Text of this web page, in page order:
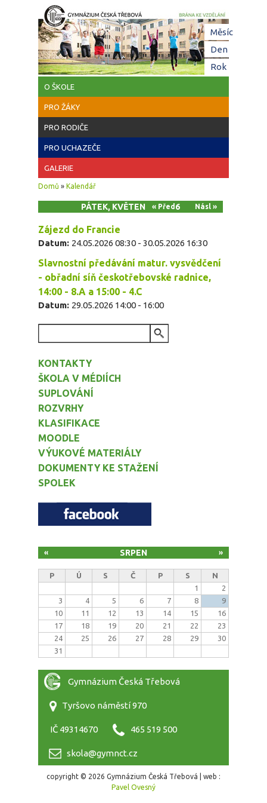
Přejít k hlavnímu obsahu
O ŠKOLE
PRO ŽÁKY
PRO RODIČE
PRO UCHAZEČE
GALERIE
Jste zde
Domů » Kalendář
PÁTEK, KVĚTEN 29, 2026
« Před Násl »
Zájezd do Francie
Datum: 24.05.2026 08:30 - 30.05.2026 16:30
Slavnostní předávání matur. vysvědčení
- obřadní síň českotřebovské radnice,
14:00 - 8.A a 15:00 - 4.C
Datum: 29.05.2026 14:00 - 16:00
KONTAKTY
ŠKOLA V MÉDIÍCH
SUPLOVÁNÍ
ROZVRHY
KLASIFIKACE
MOODLE
VÝUKOVÉ MATERIÁLY
DOKUMENTY KE STAŽENÍ
SPOLEK
SRPEN
« »
P Ú S Č P S
N
1
2
3
4 5 6 7 8
9
10
11 12 13 14 15
16
17
18 19 20 21 22
23
24
25 26 27 28 29
30
31
Gymnázium Česká Třebová
Tyršovo náměstí 970
IČ 49314670 465 519 500
skola@gymnct.cz
copyright © 2026 Gymnázium Česká Třebová | web :
Pavel Ovesný
Měsíc
Den(aktivní
Rok